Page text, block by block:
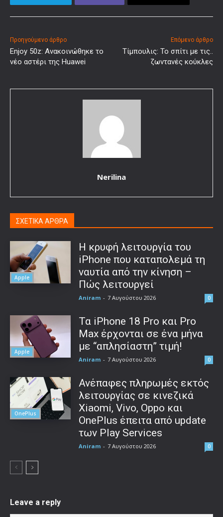
Προηγούμενο άρθρο
Enjoy 50z: Ανακοινώθηκε το
νέο αστέρι της Huawei
Επόμενο άρθρο
Τίμπουλις: Το σπίτι με τις..
ζωντανές κούκλες
Nerilina
ΣΧΕΤΙΚΑ ΑΡΘΡΑ
Apple
Η κρυφή λειτουργία του
iPhone που καταπολεμά τη
ναυτία από την κίνηση –
Πώς λειτουργεί
Aniram - 7 Αυγούστου 2026 0
Apple
Τα iPhone 18 Pro και Pro
Max έρχονται σε ένα μήνα
με “απλησίαστη” τιμή!
Aniram - 7 Αυγούστου 2026 0
OnePlus
Ανέπαφες πληρωμές εκτός
λειτουργίας σε κινεζικά
Xiaomi, Vivo, Oppo και
OnePlus έπειτα από update
των Play Services
Aniram - 7 Αυγούστου 2026 0
Leave a reply